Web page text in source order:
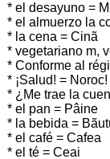
* el desayuno =
* el almuerzo la
* la cena = Cinã
* vegetariano m,
* Conforme al
* ¡Salud! = Noroc!
* ¿Me trae la
* el pan = Pâine
* la bebida =
* el café = Cafea
* el té = Ceai